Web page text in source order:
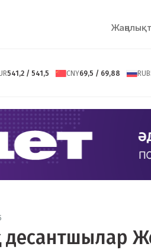
541,2 / 541,5 CNY69,5 / 69,88 RUB
десантшылар